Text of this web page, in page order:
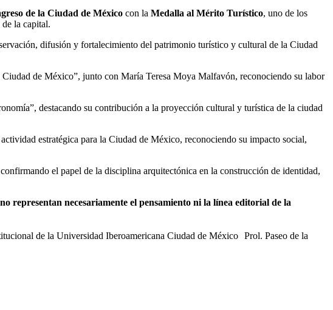
de la Ciudad de México con la Medalla al Mérito Turístico, uno de los
la capital.
difusión y fortalecimiento del patrimonio turístico y cultural de la Ciudad
de México”, junto con María Teresa Moya Malfavón, reconociendo su labor
destacando su contribución a la proyección cultural y turística de la ciudad
estratégica para la Ciudad de México, reconociendo su impacto social,
el papel de la disciplina arquitectónica en la construcción de identidad,
representan necesariamente el pensamiento ni la línea editorial de la
de la Universidad Iberoamericana Ciudad de México Prol. Paseo de la